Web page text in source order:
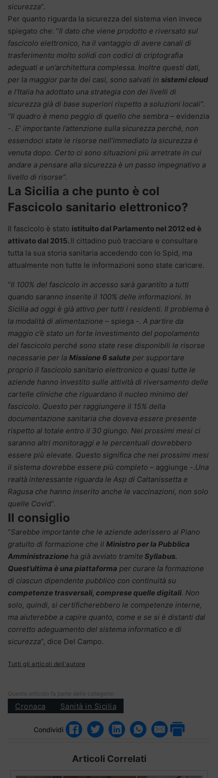
sicurezza“.
Per quanto riguarda la sicurezza del sistema vien invece
spiegato che: “Il dato che viene prodotto e riversato sul
fascicolo elettronico, ha il vantaggio di avere canali di
trasferimento molto solidi con codici di criptografia
adeguati e un’architettura complessa. Inoltre questi dati,
per la maggior parte dei casi, sono salvati in sistemi cloud
e l’Italia ha adottato una strategia con dei livelli di
sicurezza già di base superiori rispetto a soluzioni locali”.
“Il quadro è meno peggio di quello che sembra – evidenzia
-. E’ importante l’attenzione sulla sicurezza perché, non
essendoci state le risorse nell’immediato la sicurezza è
venuta dopo. Certo ci sono situazioni più arretrate in cui
andare a pensare alla sicurezza è un passo impegnativo a
livello di risorse”.
La Sicilia a che punto è col
Fascicolo sanitario elettronico?
Il fascicolo è stato istituito dal Parlamento nel 2012 ed è
attivato dal 2015. Il cittadino può tracciare e consultare
tutta la sua storia sanitaria accedendo con lo Spid, ma
attualmente non tutte le informazioni sono state caricare.
“Il 100% del fascicolo in accesso sarà garantito a tutti
quando saranno inserite il 100% delle informazioni. In
Sicilia ad oggi è già attivo per tutti i residenti. Il problema è
la modalità di alimentazione – spiega -. A partire da
maggio c’è stato un forte investimento del popolamento
del fascicolo perché sono state rese disponibili le risorse
necessarie per la Missione 6 salute per supportare
proprio il fascicolo sanitario elettronico e quasi tutte le
aziende hanno investito sulle attività di riversamento delle
cartelle cliniche che riguardano il nucleo minimo del
fascicolo. Questo per raggiungere il 15% della
documentazione sanitaria che doveva essere presente
rispetto al totale entro il 30 giungo. Nei prossimi mesi ci
saranno altri monitoraggi e le percentuali dovrebbero
essere più elevate. Questo significa che nei prossimi mesi
il sistema dovrebbe essere più completo – aggiunge -.Una
realtà interessante riguarda le Asp di Caltanissetta e
Ragusa che hanno inserito anche le vaccinazioni, non solo
quelle Covid”.
Il consiglio
“Sarebbe importante che le aziende aderissero al Piano
gratuito di formazione che il Ministro per la Pubblica
Amministrazioneha già avviato tramite Syllabus.
Quest’ultima è una piattaforma per curare la formazione
di ciascun dipendente pubblico con continuità su
competenze trasversali, comprese quelle digitali. Non
solo, quindi, si certificherebbero le competenze interne,
ma aiuterebbe a capire quanto, come e se si è distanti dal
corretto adeguamento del sistema informatico e di
sicurezza“, dice Del Campo.
Tutti gli articoli dell'autore
Questo articolo fa parte delle categorie:
Cronaca Sanità in Sicilia
Condividi
Articoli Correlati